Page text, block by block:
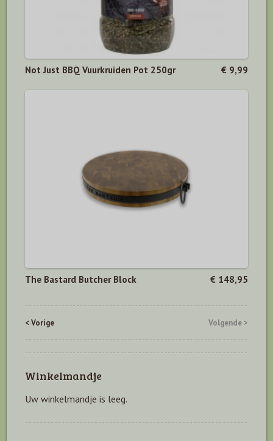
Not Just BBQ Vuurkruiden Pot 250gr € 9,99
The Bastard Butcher Block € 148,95
< Vorige Volgende >
Winkelmandje
Uw winkelmandje is leeg.